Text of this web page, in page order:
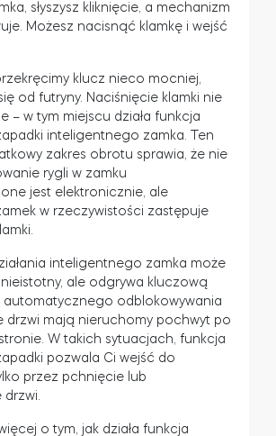
Contact
Tedee GO2
Kup teraz
słyszysz kliknięcie, a mechanizm
Możesz nacisnąć klamkę i wejść
klucz nieco mocniej,
od futryny. Naciśnięcie klamki nie
– w tym miejscu działa funkcja
inteligentnego zamka. Ten
zakres obrotu sprawia, że nie
rygli w zamku
jest elektronicznie, ale
w rzeczywistości zastępuje
inteligentnego zamka może
ale odgrywa kluczową
automatycznego odblokowywania
drzwi mają nieruchomy pochwyt po
W takich sytuacjach, funkcja
pozwala Ci wejść do
przez pchnięcie lub
o tym, jak działa funkcja